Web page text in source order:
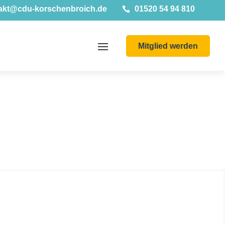
korschenbroich.de  01520 54 94 810
Mitglied werden